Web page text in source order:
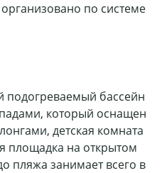
по системе
подогреваемый бассейн
который оснащен
детская комната
площадка на открытом
пляжа занимает всего в